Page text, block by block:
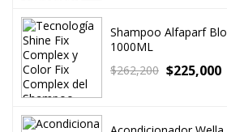
Shampoo Alfaparf
1000ML
$262,200 $225,000